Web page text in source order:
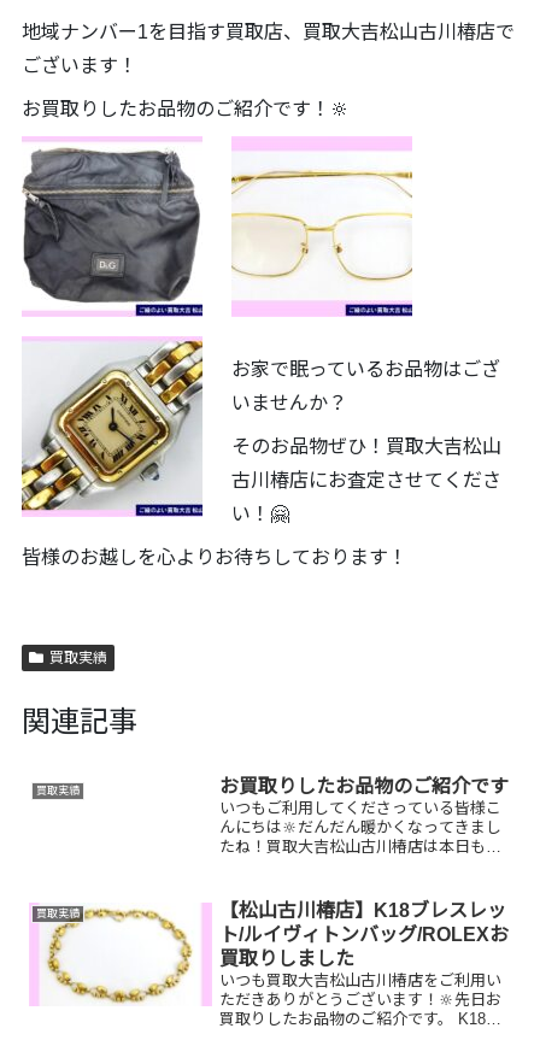
地域ナンバー1を目指す買取店、買取大吉松山古川椿店で
ございます！
お買取りしたお品物のご紹介です！🔆
お家で眠っているお品物はござ
いませんか？
そのお品物ぜひ！買取大吉松山
古川椿店にお査定させてくださ
い！🤗
皆様のお越しを心よりお待ちしております！
買取実績
関連記事
買取実績 お買取りしたお品物のご紹介です
いつもご利用してくださっている皆様こ
んにちは🔆だんだん暖かくなってきまし
たね！買取大吉松山古川椿店は本日も元
品物はございませんか？そのお品物ぜ
ひ！買取大吉松山古川椿店...
買取実績
【松山古川椿店】K18ブレスレッ
ト/ルイヴィトンバッグ/ROLEXお
買取りしました
いつも買取大吉松山古川椿店をご利用い
ただきありがとうございます！🔆先日お
買取りしたお品物のご紹介です。 K18ブ